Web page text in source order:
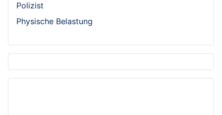
Polizist
Physische Belastung